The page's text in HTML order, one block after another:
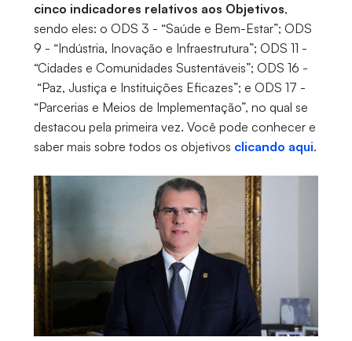
cinco indicadores relativos aos Objetivos,
sendo eles: o ODS 3 - “Saúde e Bem-Estar”; ODS
9 - “Indústria, Inovação e Infraestrutura”; ODS 11 -
“Cidades e Comunidades Sustentáveis”; ODS 16 -
“Paz, Justiça e Instituições Eficazes”; e ODS 17 -
“Parcerias e Meios de Implementação”, no qual se
destacou pela primeira vez. Você pode conhecer e
saber mais sobre todos os objetivos clicando aqui.